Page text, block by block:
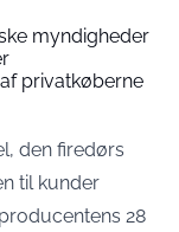
myndigheder
privatkøberne
den firedørs
til kunder
28